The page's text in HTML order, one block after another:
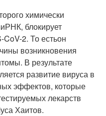
химически
блокирует
2. То естьон
возникновения
В результате
развитие вируса в
эффектов, которые
лекарств
Хаитов.